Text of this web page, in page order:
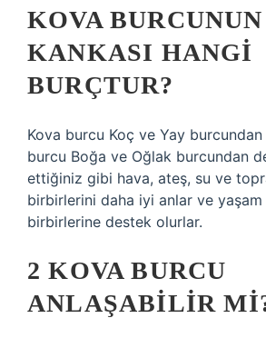
KOVA BURCUNUN
KANKASI HANGI
BURÇTUR?
Kova burcu Koç ve Yay burcundan
burcu Boğa ve Oğlak burcundan
ettiğiniz gibi hava, ateş, su ve
birbirlerini daha iyi anlar ve
birbirlerine destek olurlar.
2 KOVA BURCU
ANLAŞABILIR